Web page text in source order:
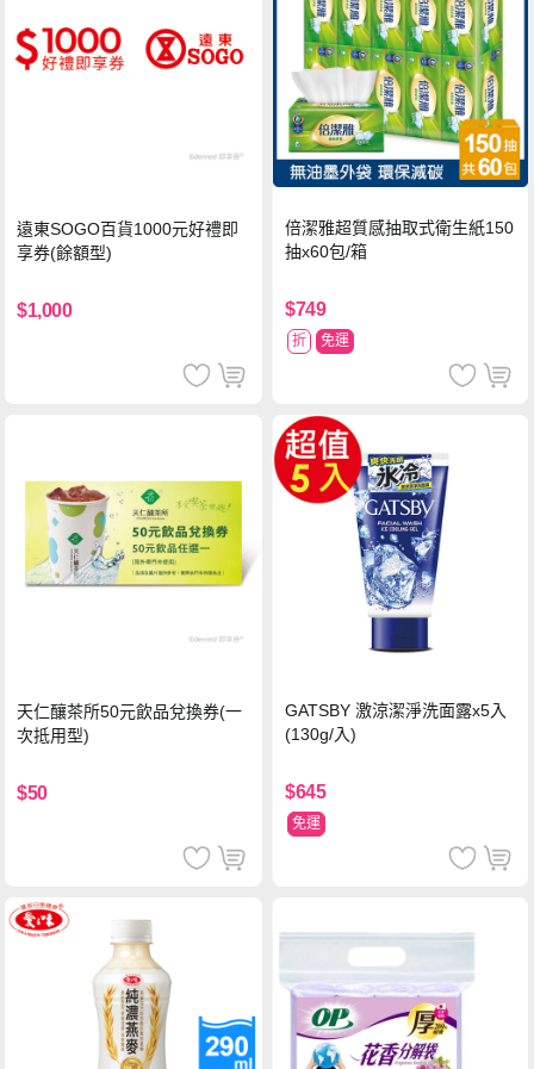
遠東SOGO百貨1000元好禮即
享券(餘額型)
$1,000
倍潔雅超質感抽取式衛生紙150
抽x60包/箱
$749
折 免運
天仁釀茶所50元飲品兌換券(一
次抵用型)
$50
GATSBY 激涼潔淨洗面露x5入
(130g/入)
$645
免運